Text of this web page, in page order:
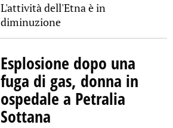
L'attività dell'Etna è in
diminuzione
Esplosione dopo una
fuga di gas, donna in
ospedale a Petralia
Sottana